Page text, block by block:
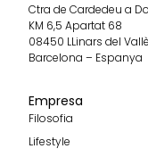
Ctra de Cardedeu a
KM 6,5 Apartat 68
08450 LLinars del
Barcelona – Espanya
Empresa
Filosofia
Lifestyle